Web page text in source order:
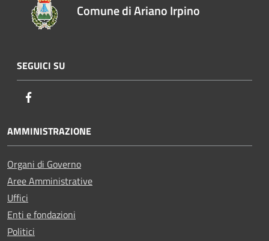
Comune di Ariano Irpino
SEGUICI SU
AMMINISTRAZIONE
Organi di Governo
Aree Amministrative
Uffici
Enti e fondazioni
Politici